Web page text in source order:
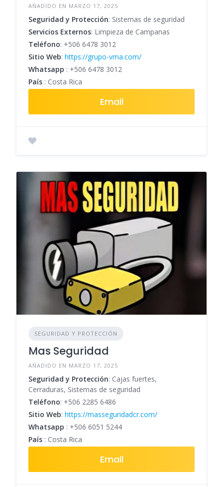
AÑADIDO EN MARZO 17, 2025
Seguridad y Protección: Sistemas de seguridad
Servicios Externos: Limpieza de Campanas
Teléfono: +506 6478 3012
Sitio Web: https://grupo-vma.com/
Whatsapp : +506 6478 3012
País : Costa Rica
Email
SEGURIDAD Y PROTECCIÓN
Mas Seguridad
AÑADIDO EN MARZO 17, 2025
Seguridad y Protección: Cajas fuertes,
Cerraduras, Sistemas de seguridad
Teléfono: +506 2285 6486
Sitio Web: https://masseguridadcr.com/
Whatsapp : +506 6051 5244
País : Costa Rica
Email